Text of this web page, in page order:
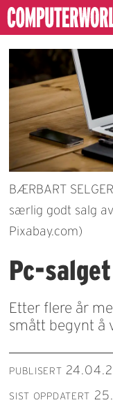
BÆRBART
særlig godt salg
Pixabay.com)
Pc-
Etter flere år
smått begynt å
PUBLISERT
SIST OPPDATERT